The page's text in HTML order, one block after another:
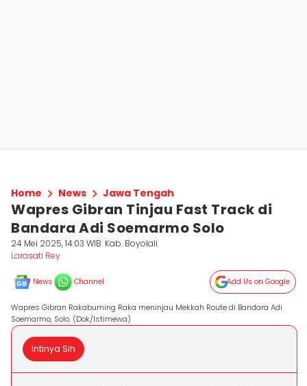
Home News Jawa Tengah
Wapres Gibran Tinjau Fast Track di
Bandara Adi Soemarmo Solo
24 Mei 2025, 14:03 WIB Kab. Boyolali
Larasati Rey
News Channel Add Us on Google
Wapres Gibran Rakabuming Raka meninjau Mekkah Route di Bandara Adi
Soemarmo, Solo. (Dok/Istimewa)
Intinya Sih